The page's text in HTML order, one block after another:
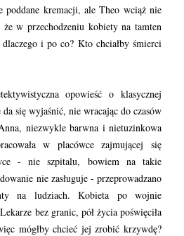
poddane kremacji, ale Theo wciąż nie
w przechodzeniu kobiety na tamten
i po co? Kto chciałby śmierci
opowieść o klasycznej
się wyjaśnić, nie wracając do czasów
niezwykle barwna i nietuzinkowa
w placówce zajmującej się
- nie szpitalu, bowiem na takie
nie zasługuje - przeprowadzano
na ludziach. Kobieta po wojnie
bez granic, pół życia poświęciła
mógłby chcieć jej zrobić krzywdę?